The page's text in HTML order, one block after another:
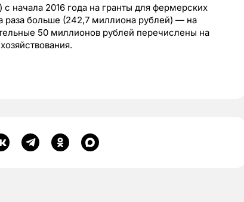
начала 2016 года на гранты для фермерских
раза больше (242,7 миллиона рублей) — на
50 миллионов рублей перечислены на